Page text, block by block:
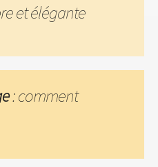
et élégante
: comment